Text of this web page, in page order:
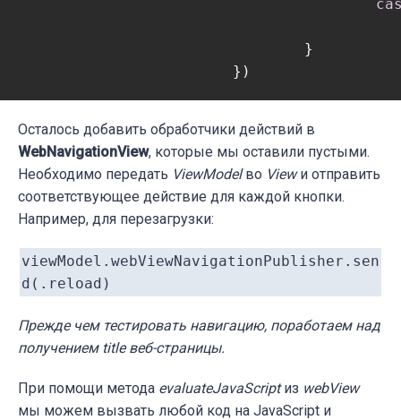
Осталось добавить обработчики действий в
WebNavigationView, которые мы оставили пустыми.
Необходимо передать ViewModelво Viewи отправить
соответствующее действие для каждой кнопки.
Например, для перезагрузки:
viewModel.webViewNavigationPublisher.sen
d(.reload)
Прежде чем тестировать навигацию, поработаем над
получением title веб-страницы.
При помощи метода evaluateJavaScriptиз webView
мы можем вызвать любой код на JavaScript и